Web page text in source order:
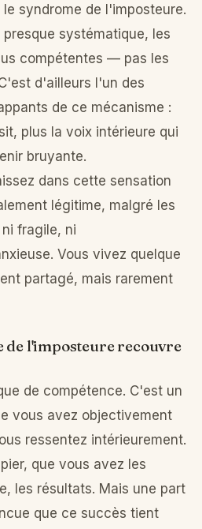
syndrome de l'imposteure.
systématique, les
compétentes — pas les
d'ailleurs l'un des
de ce mécanisme :
plus la voix intérieure qui
bruyante.
dans cette sensation
légitime, malgré les
fragile, ni
Vous vivez quelque
partagé, mais rarement
de l'imposteure recouvre
de compétence. C'est un
vous avez objectivement
ressentez intérieurement.
que vous avez les
les résultats. Mais une part
que ce succès tient